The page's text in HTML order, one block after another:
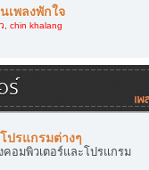
เพลงพักใจ
, chin khalang
ร์
ปรแกรมต่างๆ
คอมพิวเตอร์และโปรแกรม